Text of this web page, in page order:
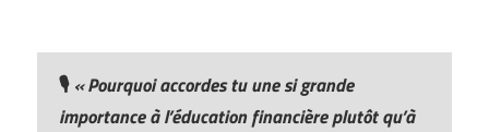
🎙️« Pourquoi accordes tu une si grande
importance à l’éducation financière plutôt qu’à